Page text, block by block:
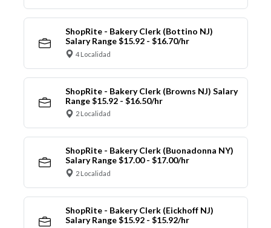
ShopRite - Bakery Clerk (Bottino NJ)
Salary Range $15.92 - $16.70/hr
4 Localidad
ShopRite - Bakery Clerk (Browns NJ) Salary
Range $15.92 - $16.50/hr
2 Localidad
ShopRite - Bakery Clerk (Buonadonna NY)
Salary Range $17.00 - $17.00/hr
2 Localidad
ShopRite - Bakery Clerk (Eickhoff NJ)
Salary Range $15.92 - $15.92/hr